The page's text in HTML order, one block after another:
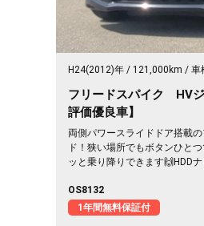
H24(2012)年 121,000km 車
フリードスパイク HV
評価優良車】
両側パワースライドドア搭載
ド！狭い場所でもボタンひと
ッと乗り降りできます🙌HDD
床フルフラットで車中泊やア
ザーシートが移動をワンラン
24100円〜で手が届きます。
OS8132
1年間無料保証付